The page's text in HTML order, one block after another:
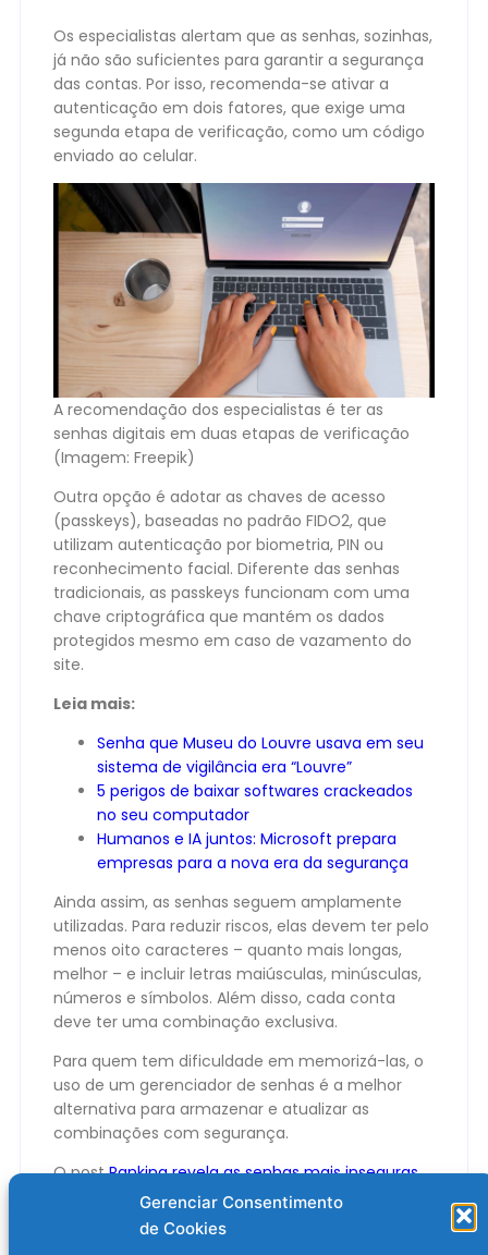
Gerenciar Consentimento
de Cookies
Os especialistas alertam que as senhas, sozinhas,
já não são suficientes para garantir a segurança
das contas. Por isso, recomenda-se ativar a
autenticação em dois fatores, que exige uma
segunda etapa de verificação, como um código
enviado ao celular.
A recomendação dos especialistas é ter as
senhas digitais em duas etapas de verificação
(Imagem: Freepik)
Outra opção é adotar as chaves de acesso
(passkeys), baseadas no padrão FIDO2, que
utilizam autenticação por biometria, PIN ou
reconhecimento facial. Diferente das senhas
tradicionais, as passkeys funcionam com uma
chave criptográfica que mantém os dados
protegidos mesmo em caso de vazamento do
site.
Leia mais:
Senha que Museu do Louvre usava em seu
sistema de vigilância era “Louvre”
5 perigos de baixar softwares crackeados
no seu computador
Humanos e IA juntos: Microsoft prepara
empresas para a nova era da segurança
Ainda assim, as senhas seguem amplamente
utilizadas. Para reduzir riscos, elas devem ter pelo
menos oito caracteres – quanto mais longas,
melhor – e incluir letras maiúsculas, minúsculas,
números e símbolos. Além disso, cada conta
deve ter uma combinação exclusiva.
Para quem tem dificuldade em memorizá-las, o
uso de um gerenciador de senhas é a melhor
alternativa para armazenar e atualizar as
combinações com segurança.
O postRanking revela as senhas mais inseguras
de 2025 – e a lista é alarmanteapareceu
primeiro em Olhar Digital